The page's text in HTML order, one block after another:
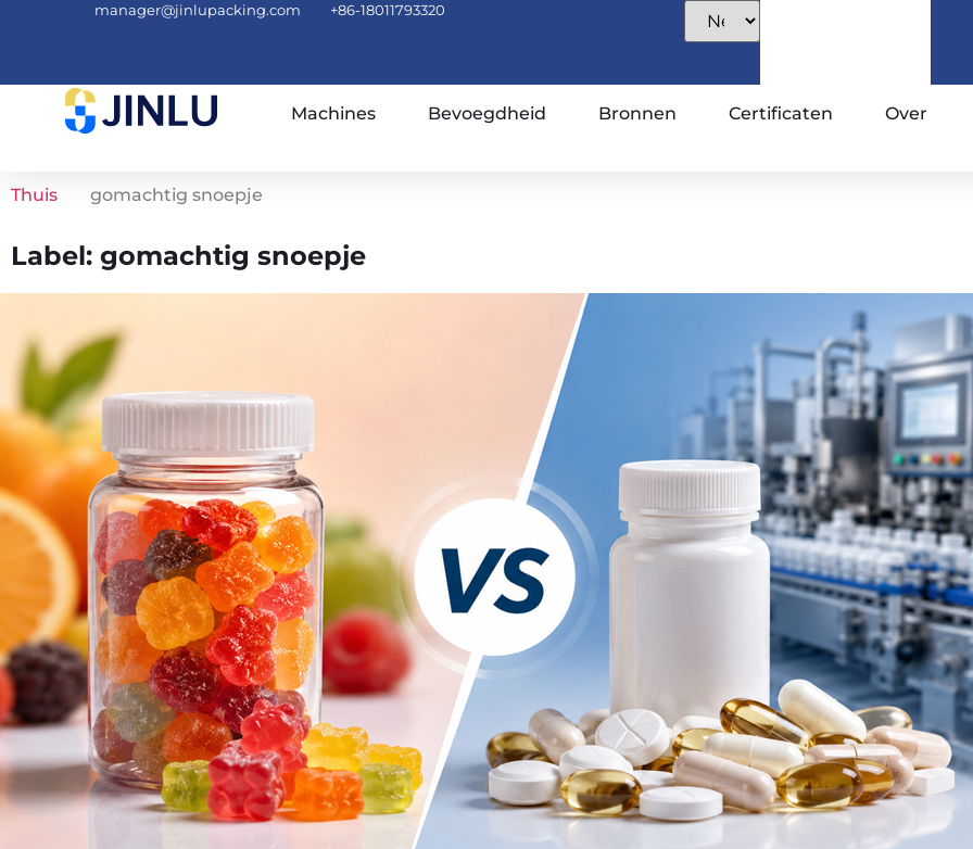
manager@jinlupacking.com +86-18011793320
Machines Bevoegdheid Bronnen Certificaten Over
Thuis gomachtig snoepje
Label: gomachtig snoepje